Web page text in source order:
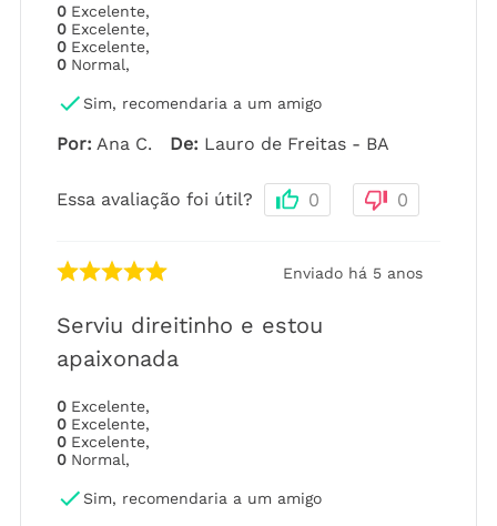
0 Excelente,
0 Excelente,
0 Excelente,
0 Normal,
Sim, recomendaria a um amigo
Por: Ana C. De: Lauro de Freitas - BA
Essa avaliação foi útil? 0 0
Enviado há 5 anos
Serviu direitinho e estou
apaixonada
0 Excelente,
0 Excelente,
0 Excelente,
0 Normal,
Sim, recomendaria a um amigo